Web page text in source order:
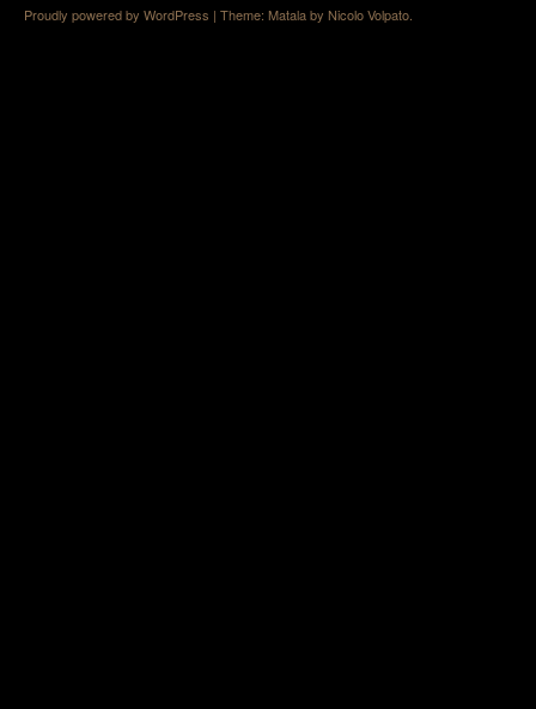
Proudly powered by WordPress | Theme: Matala by Nicolo Volpato